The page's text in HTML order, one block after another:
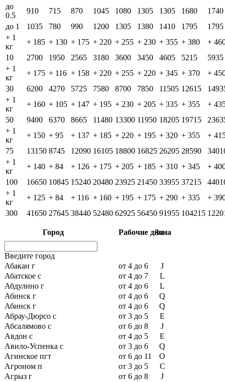
до
0.5
910 715 870 1045 1080 1305 1305 1680
1740
до 1
1035 780 990 1200 1305 1380 1410 1795
1795
+ 1
кг
+ 185 + 130 + 175 + 220 + 255 + 230 + 355 + 380
+
10
2700 1950 2565 3180 3600 3450 4605 5215
5935
+ 1
кг
+ 175 + 116 + 158 + 220 + 255 + 220 + 345 + 370
+
30
6200 4270 5725 7580 8700 7850 11505 12615
+ 1
кг
+ 160 + 105 + 147 + 195 + 230 + 205 + 335 + 355
+
50
9400 6370 8665 11480 13300 11950 18205 19715
+ 1
кг
+ 150 + 95 + 137 + 185 + 220 + 195 + 320 + 355
+
75
13150 8745 12090 16105 18800 16825 26205 28590
+ 1
кг
+ 140 + 84 + 126 + 175 + 205 + 185 + 310 + 345
+
100
16650 10845 15240 20480 23925 21450 33955 37215
+ 1
кг
+ 125 + 84 + 116 + 160 + 195 + 175 + 290 + 335
+
300
41650 27645 38440 52480 62925 56450 91955 104215
Город Рабочие дниЗона
Введите город
Абакан г
от 4 до 6
J
Абатское с
от 4 до 7
L
Абдулино г
от 4 до 6
L
Абинск г
от 4 до 6
Q
Абинск г
от 4 до 6
Q
Абрау-Дюрсо с
от 3 до 5
E
Абсалямово с
от 6 до 8
J
Авдон с
от 4 до 5
E
Авило-Успенка с
от 3 до 6
Q
Агинское пгт
от 6 до 11
O
Агроном п
от 3 до 5
C
Агрыз г
от 6 до 8
J